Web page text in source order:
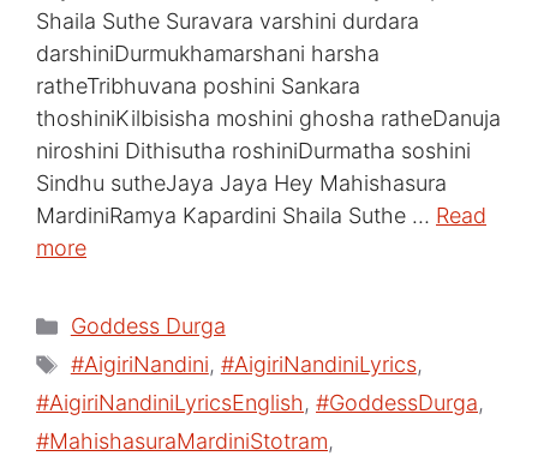
Shaila Suthe Suravara varshini durdara
darshiniDurmukhamarshani harsha
ratheTribhuvana poshini Sankara
thoshiniKilbisisha moshini ghosha ratheDanuja
niroshini Dithisutha roshiniDurmatha soshini
Sindhu sutheJaya Jaya Hey Mahishasura
MardiniRamya Kapardini Shaila Suthe … Read
more
Categories
Goddess Durga
Tags
#AigiriNandini, #AigiriNandiniLyrics,
#AigiriNandiniLyricsEnglish, #GoddessDurga,
#MahishasuraMardiniStotram,